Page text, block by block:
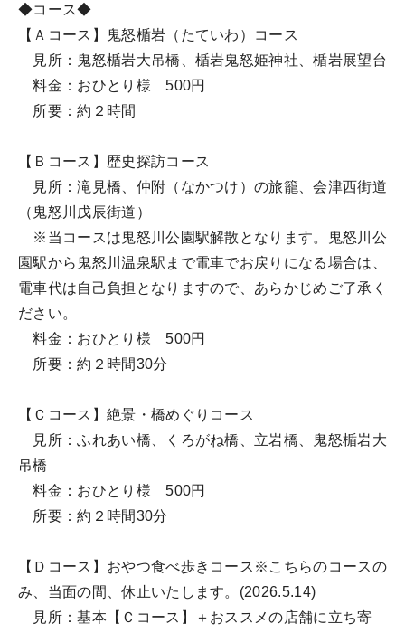
◆コース◆
【Ａコース】鬼怒楯岩（たていわ）コース
見所：鬼怒楯岩大吊橋、楯岩鬼怒姫神社、楯岩展望台
料金：おひとり様 500円
所要：約２時間
【Ｂコース】歴史探訪コース
見所：滝見橋、仲附（なかつけ）の旅籠、会津西街道
（鬼怒川戊辰街道）
※当コースは鬼怒川公園駅解散となります。鬼怒川公
園駅から鬼怒川温泉駅まで電車でお戻りになる場合は、
電車代は自己負担となりますので、あらかじめご了承く
ださい。
料金：おひとり様 500円
所要：約２時間30分
【Ｃコース】絶景・橋めぐりコース
見所：ふれあい橋、くろがね橋、立岩橋、鬼怒楯岩大
吊橋
料金：おひとり様 500円
所要：約２時間30分
【Ｄコース】おやつ食べ歩きコース※こちらのコースの
み、当面の間、休止いたします。(2026.5.14)
見所：基本【Ｃコース】＋おススメの店舗に立ち寄